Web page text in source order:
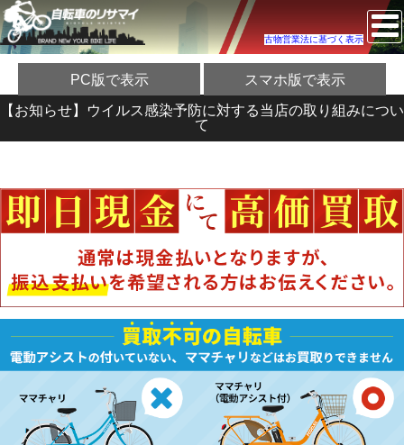
古物営業法に基づく表示
PC版で表示 スマホ版で表示
【お知らせ】ウイルス感染予防に対する当店の取り組みについ
て